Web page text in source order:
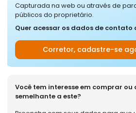
Capturada na web ou através de
públicos do proprietário.
Quer acessar os dados de contato
Corretor, cadastre-se
Você tem interesse em comprar
semelhante a este?